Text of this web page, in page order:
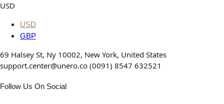
USD
USD
GBP
69 Halsey St, Ny 10002, New York, United States
support.center@unero.co (0091) 8547 632521
Follow Us On Social